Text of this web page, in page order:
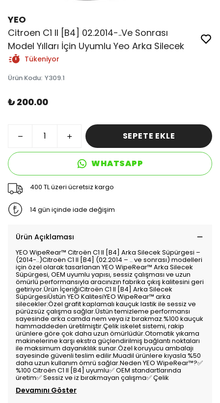
YEO
Citroen C1 II [B4] 02.2014-..Ve Sonrası
Model Yılları İçin Uyumlu Yeo Arka Silecek
Tükeniyor
Ürün Kodu: Y309.1
₺ 200.00
SEPETE EKLE
WHATSAPP
400 TL üzeri ücretsiz kargo
14 gün içinde iade değişim
Ürün Açıklaması
YEO WipeRear™️ Citroën C1 II [B4] Arka Silecek Süpürgesi –
(2014-..)Citroën C1 II [B4] (02.2014 – .. ve sonrası) modelleri
için özel olarak tasarlanan YEO WipeRear™️ Arka Silecek
Süpürgesi, OEM uyumlu yapısı, sessiz çalışması ve uzun
ömürlü performansıyla aracınızın fabrika çıkış kalitesini geri
getiriyor.Ürün İçeriğiCitroën C1 II [B4] Arka Silecek
SüpürgesiÜstün YEO KalitesiYEO WipeRear™️ arka
silecekler:Özel grafit kaplamalı kauçuk lastik ile sessiz ve
pürüzsüz çalışma sağlar.Üstün temizleme performansı
sayesinde arka camda nem veya iz bırakmaz.%100 kauçuk
hammaddeden üretilmiştir.Çelik iskelet sistemi, rakip
ürünlere göre çok daha uzun ömürlüdür.Otomatik yıkama
makinelerine karşı ekstra güçlendirilmiş bağlantı noktaları
ile maksimum dayanıklılık sunar.Özel koruyucu ambalajı
sayesinde güvenli teslim edilir.Muadil ürünlere kıyasla %50
daha uzun kullanım ömrü sağlar.Neden YEO WipeRear™️?✅
%100 Citroën C1 II [B4] uyumlu✅ OEM standartlarında
üretim✅ Sessiz ve iz bırakmayan çalışma✅ Çelik
Devamını Göster